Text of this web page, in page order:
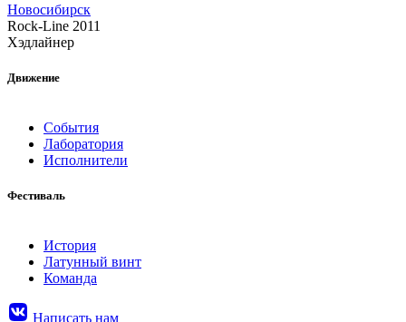
Новосибирск
Rock-Line 2011
Хэдлайнер
Движение
События
Лаборатория
Исполнители
Фестиваль
История
Латунный винт
Команда
Написать нам